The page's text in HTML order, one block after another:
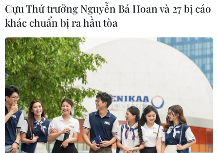
Cựu Thứ trưởng Nguyễn Bá Hoan và 27 bị cáo
khác chuẩn bị ra hầu tòa